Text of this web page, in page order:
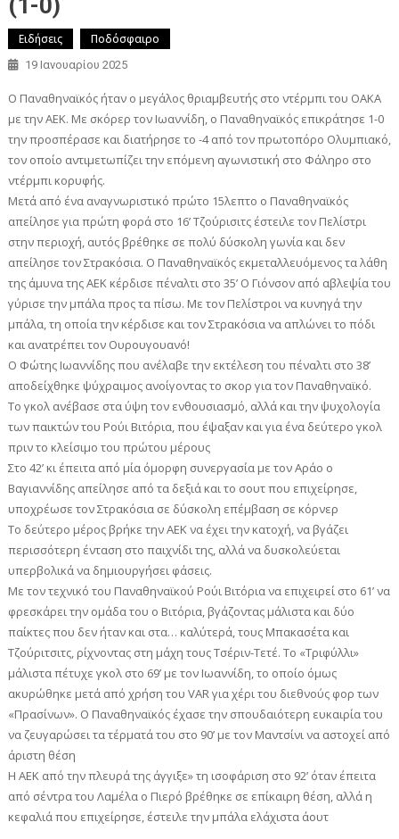
(1-0)
Ειδήσεις Ποδόσφαιρο
19 Ιανουαρίου 2025
Ο Παναθηναϊκός ήταν ο μεγάλος θριαμβευτής στο ντέρμπι του ΟΑΚΑ
με την ΑΕΚ. Με σκόρερ τον Ιωαννίδη, ο Παναθηναϊκός επικράτησε 1-0
την προσπέρασε και διατήρησε το -4 από τον πρωτοπόρο Ολυμπιακό,
τον οποίο αντιμετωπίζει την επόμενη αγωνιστική στο Φάληρο στο
ντέρμπι κορυφής.
Μετά από ένα αναγνωριστικό πρώτο 15λεπτο ο Παναθηναϊκός
απείλησε για πρώτη φορά στο 16’ Τζούρισιτς έστειλε τον Πελίστρι
στην περιοχή, αυτός βρέθηκε σε πολύ δύσκολη γωνία και δεν
απείλησε τον Στρακόσια. Ο Παναθηναϊκός εκμεταλλευόμενος τα λάθη
της άμυνα της ΑΕΚ κέρδισε πέναλτι στο 35’ Ο Γιόνσον από αβλεψία του
γύρισε την μπάλα προς τα πίσω. Με τον Πελίστροι να κυνηγά την
μπάλα, τη οποία την κέρδισε και τον Στρακόσια να απλώνει το πόδι
και ανατρέπει τον Ουρουγουανό!
Ο Φώτης Ιωαννίδης που ανέλαβε την εκτέλεση του πέναλτι στο 38’
αποδείχθηκε ψύχραιμος ανοίγοντας το σκορ για τον Παναθηναϊκό.
Το γκολ ανέβασε στα ύψη τον ενθουσιασμό, αλλά και την ψυχολογία
των παικτών του Ρούι Βιτόρια, που έψαξαν και για ένα δεύτερο γκολ
πριν το κλείσιμο του πρώτου μέρους
Στο 42’ κι έπειτα από μία όμορφη συνεργασία με τον Αράο ο
Βαγιαννίδης απείλησε από τα δεξιά και το σουτ που επιχείρησε,
υποχρέωσε τον Στρακόσια σε δύσκολη επέμβαση σε κόρνερ
Το δεύτερο μέρος βρήκε την ΑΕΚ να έχει την κατοχή, να βγάζει
περισσότερη ένταση στο παιχνίδι της, αλλά να δυσκολεύεται
υπερβολικά να δημιουργήσει φάσεις.
Με τον τεχνικό του Παναθηναϊκού Ρούι Βιτόρια να επιχειρεί στο 61’ να
φρεσκάρει την ομάδα του ο Βιτόρια, βγάζοντας μάλιστα και δύο
παίκτες που δεν ήταν και στα… καλύτερά, τους Μπακασέτα και
Τζούριτσιτς, ρίχνοντας στη μάχη τους Τσέριν-Τετέ. Το «Τριφύλλι»
μάλιστα πέτυχε γκολ στο 69’ με τον Ιωαννίδη, το οποίο όμως
ακυρώθηκε μετά από χρήση του VAR για χέρι του διεθνούς φορ των
«Πρασίνων». O Παναθηναϊκός έχασε την σπουδαιότερη ευκαιρία του
να ζευγαρώσει τα τέρματά του στο 90’ με τον Μαντσίνι να αστοχεί από
άριστη θέση
Η ΑΕΚ από την πλευρά της άγγιξε» τη ισοφάριση στο 92’ όταν έπειτα
από σέντρα του Λαμέλα ο Πιερό βρέθηκε σε επίκαιρη θέση, αλλά η
κεφαλιά που επιχείρησε, έστειλε την μπάλα ελάχιστα άουτ